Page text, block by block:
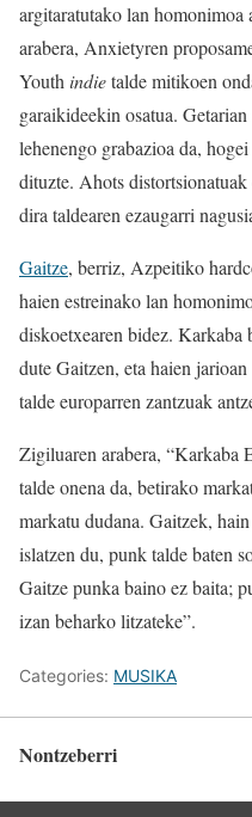
argitaratutako lan
arabera, Anxietyren
Youth indietalde mitikoen
garaikideekin osatua.
lehenengo grabazioa da,
dituzte. Ahots
dira taldearen ezaugarri
Gaitze, berriz, Azpeitiko
haien estreinako lan
diskoetxearen bidez.
dute Gaitzen, eta haien
talde europarren zantzuak
Zigiluaren arabera, “Karkaba
talde onena da, betirako
markatu dudana. Gaitzek,
islatzen du, punk talde baten
Gaitze punka baino ez baita;
izan beharko litzateke”.
Categories: MUSIKA
Nontzeberri